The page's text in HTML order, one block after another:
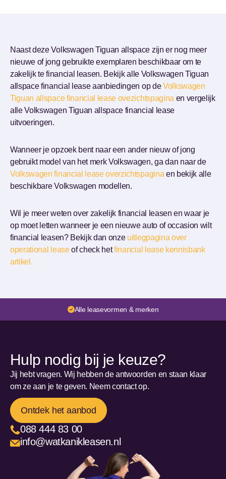
Naast deze Volkswagen Tiguan allspace zijn er nog meer
nieuwe of jong gebruikte exemplaren beschikbaar om te
zakelijk te financial leasen. Bekijk alle Volkswagen Tiguan
allspace financial lease aanbiedingen op deVolkswagen
Tiguan allspace financial lease ovezichtspagina en vergelijk
alle Volkswagen Tiguan allspace financial lease
uitvoeringen.
Wanneer je opzoek bent naar een ander nieuw of jong
gebruikt model van het merk Volkswagen, ga dan naar de
Volkswagen financial lease overzichtspagina en bekijk alle
beschikbare Volkswagen modellen.
Wil je meer weten over zakelijk financial leasen en waar je
op moet letten wanneer je een nieuwe auto of occasion wilt
financial leasen? Bekijk dan onze uitlegpagina over
operational leaseof check hetfinancial lease kennisbank
artikel.
Alle leasevormen & merken
Hulp nodig bij je keuze?
Jij hebt vragen. Wij hebben de antwoorden en staan klaar
om ze aan je te geven. Neem contact op.
Ontdek het aanbod
088 444 83 00
info@watkanikleasen.nl